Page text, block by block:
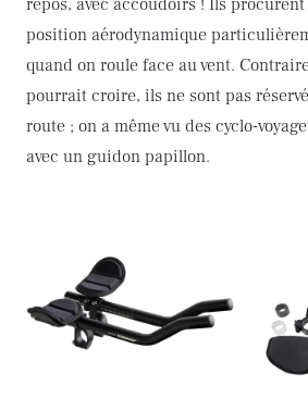
repos, avec accoudoirs ! Ils
position aérodynamique
quand on roule face au vent.
pourrait croire, ils ne sont pas
route ; on a même vu des cyclo-
avec un guidon papillon.